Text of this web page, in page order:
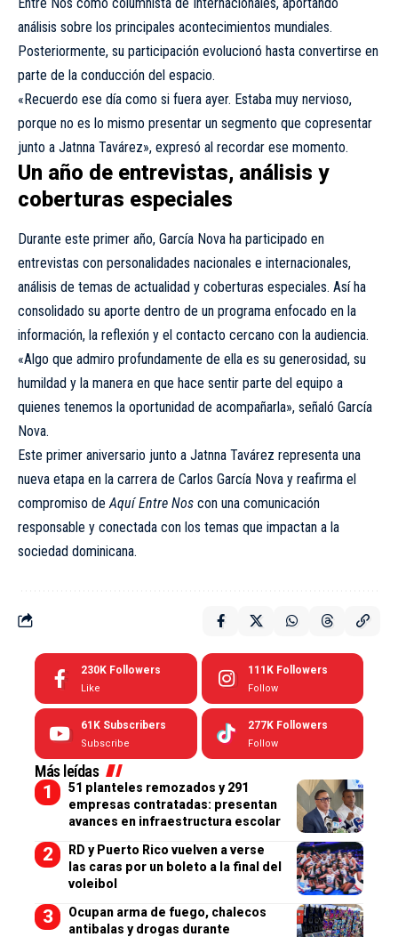
Entre Nos como columnista de Internacionales, aportando
análisis sobre los principales acontecimientos mundiales.
Posteriormente, su participación evolucionó hasta convertirse en
parte de la conducción del espacio.
«Recuerdo ese día como si fuera ayer. Estaba muy nervioso,
porque no es lo mismo presentar un segmento que copresentar
junto a Jatnna Tavárez», expresó al recordar ese momento.
Un año de entrevistas, análisis y
coberturas especiales
Durante este primer año, García Nova ha participado en
entrevistas con personalidades nacionales e internacionales,
análisis de temas de actualidad y coberturas especiales. Así ha
consolidado su aporte dentro de un programa enfocado en la
información, la reflexión y el contacto cercano con la audiencia.
«Algo que admiro profundamente de ella es su generosidad, su
humildad y la manera en que hace sentir parte del equipo a
quienes tenemos la oportunidad de acompañarla», señaló García
Nova.
Este primer aniversario junto a Jatnna Tavárez representa una
nueva etapa en la carrera de Carlos García Nova y reafirma el
compromiso de Aquí Entre Nos con una comunicación
responsable y conectada con los temas que impactan a la
sociedad dominicana.
230K Followers
Like
111K Followers
Follow
61K Subscribers
Subscribe
277K Followers
Follow
Más leídas
51 planteles remozados y 291
empresas contratadas: presentan
avances en infraestructura escolar
RD y Puerto Rico vuelven a verse
las caras por un boleto a la final del
voleibol
Ocupan arma de fuego, chalecos
antibalas y drogas durante